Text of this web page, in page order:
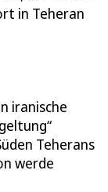
in Teheran
iranische
Teherans
werde